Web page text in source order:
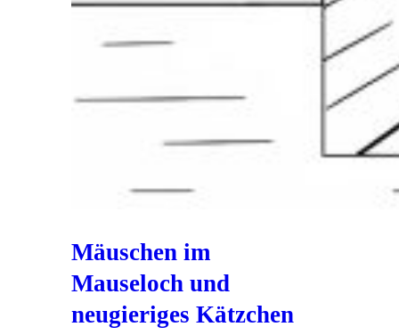
Mäuschen im
Mauseloch und
neugieriges Kätzchen